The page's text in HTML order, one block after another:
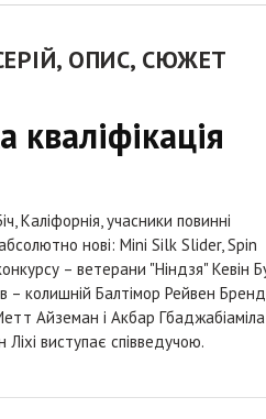
ОПИС, СЮЖЕТ
кваліфікація
Каліфорнія, учасники повинні
нові: Mini Silk Slider, Spin
– ветерани "Ніндзя" Кевін
– колишній Балтімор Рейвен
Айземан і Акбар Гбаджабіаміла
виступає співведучою.